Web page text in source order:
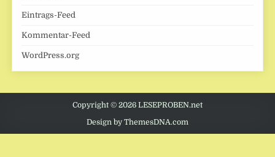
Eintrags-Feed
Kommentar-Feed
WordPress.org
Copyright © 2026 LESEPROBEN.net
Design by ThemesDNA.com